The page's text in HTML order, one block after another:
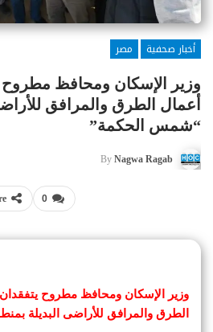
أخبار صحفية
مصر
وزير الإسكان ومحافظ مطروح
أعمال الطرق والمرافق
“شمس الحكمة”
By Nagwa Ragab
0
وزير الإسكان ومحافظ مطروح
الطرق والمرافق للأراضى البديلة